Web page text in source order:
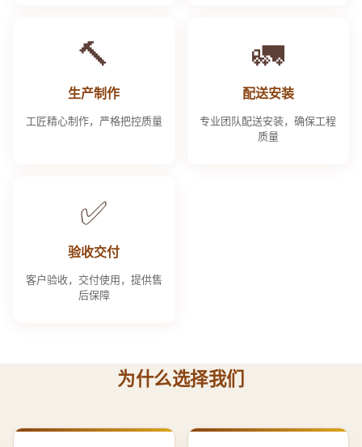
🔨
生产制作
工匠精心制作，严格把控质量
🚛
配送安装
专业团队配送安装，确保工程
质量
✅
验收交付
客户验收，交付使用，提供售
后保障
为什么选择我们